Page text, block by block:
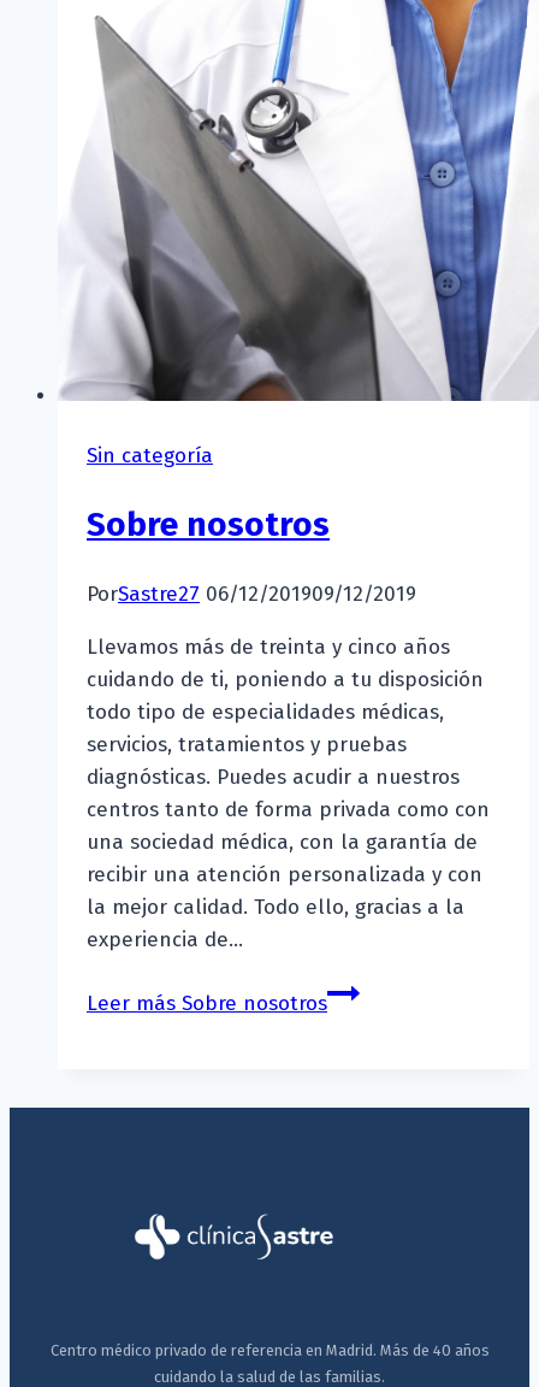
Sin categoría
Sobre nosotros
PorSastre27 06/12/201909/12/2019
Llevamos más de treinta y cinco años
cuidando de ti, poniendo a tu disposición
todo tipo de especialidades médicas,
servicios, tratamientos y pruebas
diagnósticas. Puedes acudir a nuestros
centros tanto de forma privada como con
una sociedad médica, con la garantía de
recibir una atención personalizada y con
la mejor calidad. Todo ello, gracias a la
experiencia de…
Leer más Sobre nosotros
Centro médico privado de referencia en Madrid. Más de 40 años
cuidando la salud de las familias.